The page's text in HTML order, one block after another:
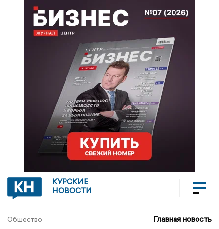
КУРСКИЕ
НОВОСТИ
Общество Главная новость